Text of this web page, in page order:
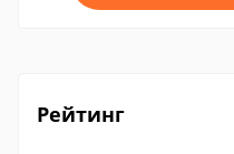
Рейтинг